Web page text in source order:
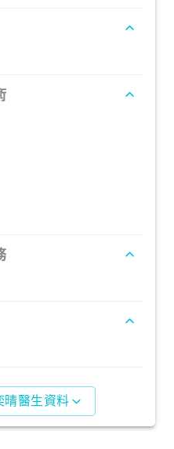
晴醫生資料